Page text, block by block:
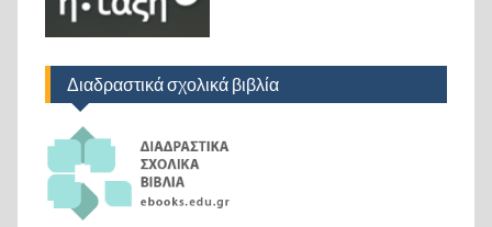
Διαδραστικά σχολικά βιβλία